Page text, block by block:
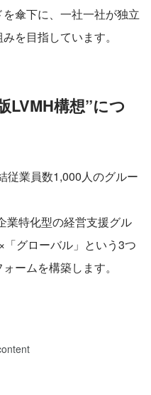
傘下に、一社一社が独立
を目指しています。
LVMH構想”につ
従業員数1,000人のグルー
業特化型の経営支援グル
グローバル」という3つ
ームを構築します。